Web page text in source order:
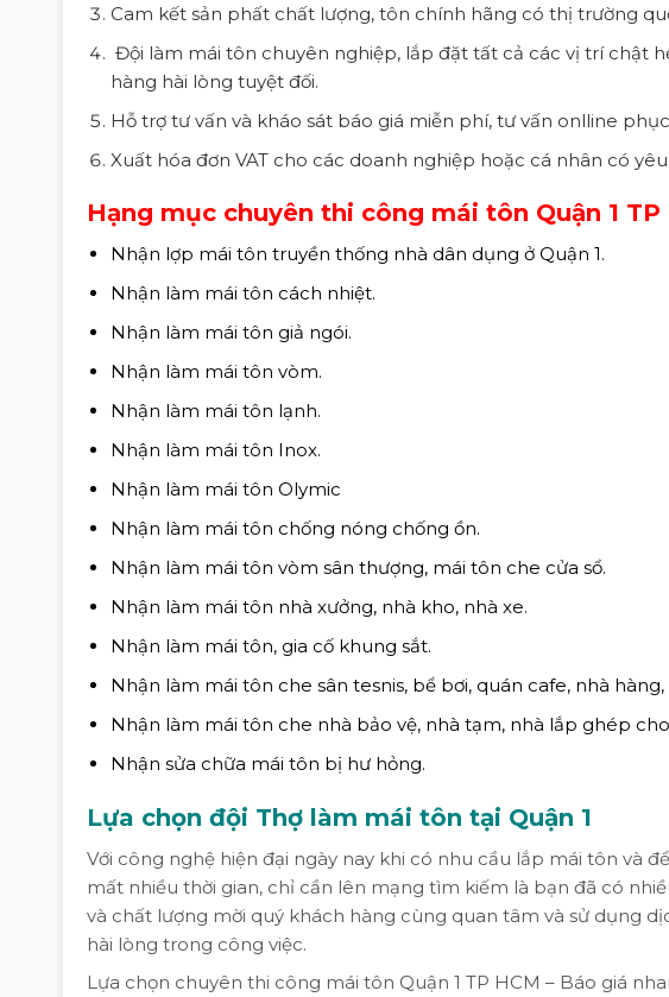
Cam kết sản phất chất lượng, tôn chính hãng có thị trường
Đội làm mái tôn chuyên nghiệp, lắp đặt tất cả các vị trí chật
hàng hài lòng tuyệt đối.
Hỗ trợ tư vấn và kháo sát báo giá miễn phí, tư vấn onlline
Xuất hóa đơn VAT cho các doanh nghiệp hoặc cá nhân có
Hạng mục chuyên thi công mái tôn Quận 1
Nhận lợp mái tôn truyền thống nhà dân dụng ở Quận 1.
Nhận làm mái tôn cách nhiệt.
Nhận làm mái tôn giả ngói.
Nhận làm mái tôn vòm.
Nhận làm mái tôn lạnh.
Nhận làm mái tôn Inox.
Nhận làm mái tôn Olymic
Nhận làm mái tôn chống nóng chống ồn.
Nhận làm mái tôn vòm sân thượng, mái tôn che cửa sổ.
Nhận làm mái tôn nhà xưởng, nhà kho, nhà xe.
Nhận làm mái tôn, gia cố khung sắt.
Nhận làm mái tôn che sân tesnis, bể bơi, quán cafe, nhà
Nhận làm mái tôn che nhà bảo vệ, nhà tạm, nhà lắp ghép
Nhận sửa chữa mái tôn bị hư hỏng.
Lựa chọn đội Thợ làm mái tôn tại Quận 1
Với công nghệ hiện đại ngày nay khi có nhu cầu lắp mái tôn và
mất nhiều thời gian, chỉ cần lên mạng tìm kiếm là bạn đã có
và chất lượng mời quý khách hàng cùng quan tâm và sử dụng
hài lòng trong công việc.
Lựa chọn chuyên thi công mái tôn Quận 1 TP HCM – Báo giá